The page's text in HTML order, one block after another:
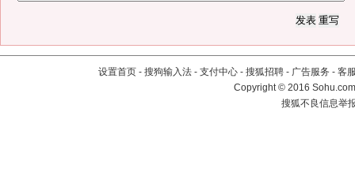
设置首页 - 搜狗输入法 - 支付中心 - 搜狐招聘 - 广告服务 - 客
Copyright©2016
搜狐不良信息举